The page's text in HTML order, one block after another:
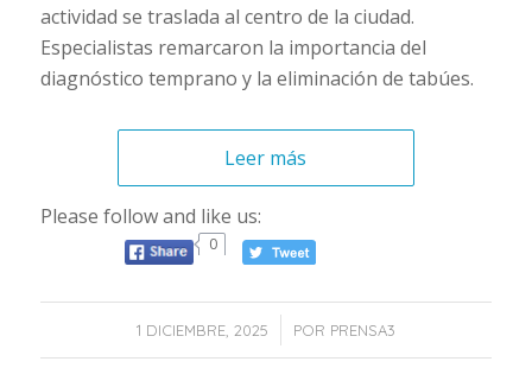
actividad se traslada al centro de la ciudad.
Especialistas remarcaron la importancia del
diagnóstico temprano y la eliminación de tabúes.
Leer más
Please follow and like us:
0
1 DICIEMBRE, 2025
/ POR PRENSA3